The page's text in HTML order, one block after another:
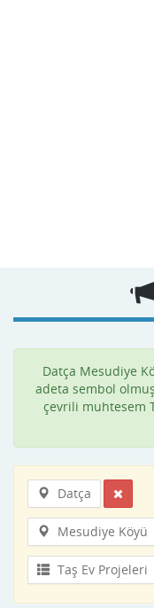
Datça Mesudiye
adeta sembol
çevrili muhtesem
Datça
Mesudiye Köyü
Taş Ev Projeleri